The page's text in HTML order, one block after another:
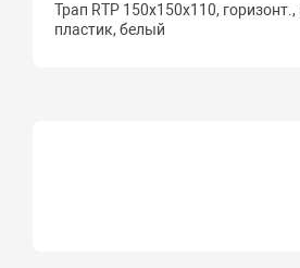
Трап RTP 150х150х110,
пластик, белый